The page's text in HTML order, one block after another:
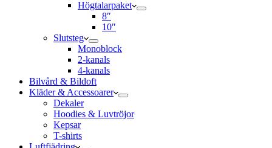
Högtalarpaket
8″
10″
Slutsteg
Monoblock
2-kanals
4-kanals
Bilvård & Bildoft
Kläder & Accessoarer
Dekaler
Hoodies & Luvtröjor
Kepsar
T-shirts